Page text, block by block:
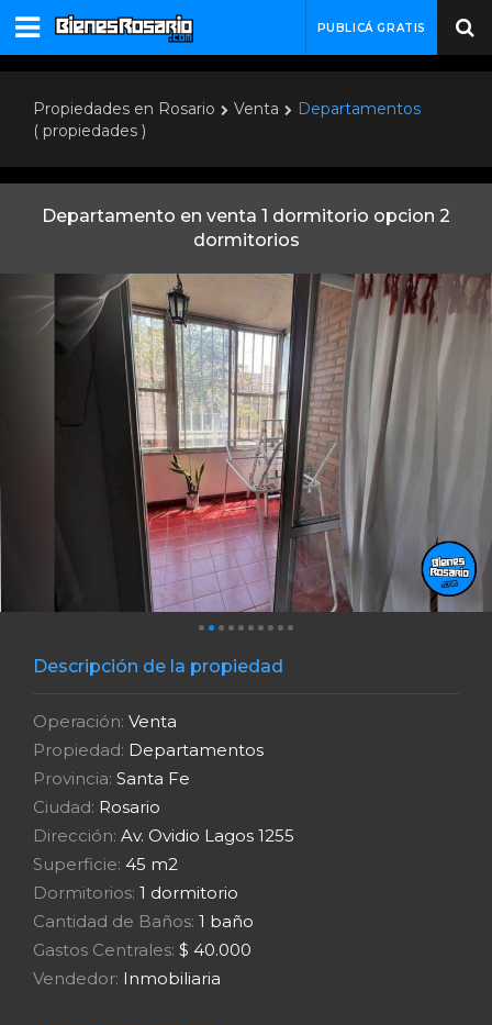
PUBLICÁ GRATIS
Propiedades en Rosario Venta
Departamentos
( propiedades )
Departamento en venta 1 dormitorio opcion 2
dormitorios
Descripción de la propiedad
Operación: Venta
Propiedad: Departamentos
Provincia: Santa Fe
Ciudad: Rosario
Dirección: Av. Ovidio Lagos 1255
Superficie: 45 m2
Dormitorios: 1 dormitorio
Cantidad de Baños: 1 baño
Gastos Centrales: $ 40.000
Vendedor: Inmobiliaria